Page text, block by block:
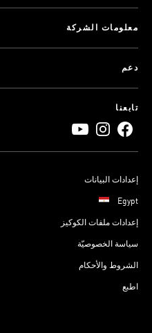
معلومات الشركة
دعم
تابعنا
إعدادات البيانات
Egypt
إعدادات ملفات الكوكيز
سياسة الخصوصيّة
الشروط والأحكام
اطبع